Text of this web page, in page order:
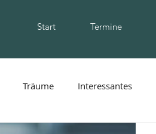
Start Termine
Träume Interessantes